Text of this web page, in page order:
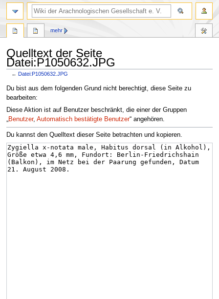
Quelltext der Seite
Datei:P1050632.JPG
←Datei:P1050632.JPG
Zur
Navigation
springen
Zur
Suche
springen
Du bist aus dem folgenden Grund nicht berechtigt, diese Seite zu
bearbeiten:
Diese Aktion ist auf Benutzer beschränkt, die einer der Gruppen
„Benutzer, Automatisch bestätigte Benutzer“ angehören.
Du kannst den Quelltext dieser Seite betrachten und kopieren.
mehr